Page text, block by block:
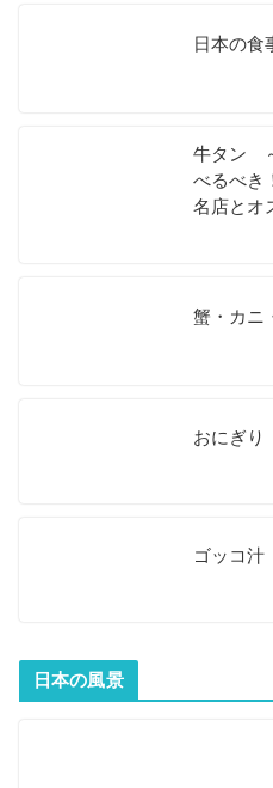
日本の食
牛タン
べるべ
名店とオ
蟹・カニ
おにぎり
ゴッコ汁
日本の風景